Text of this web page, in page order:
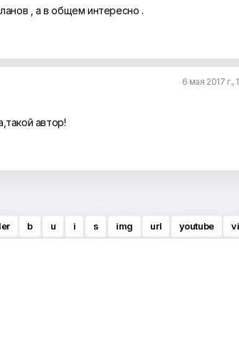
, а в общем интересно .
6 мая 2017 г.,
автор!
b u i s img url youtube